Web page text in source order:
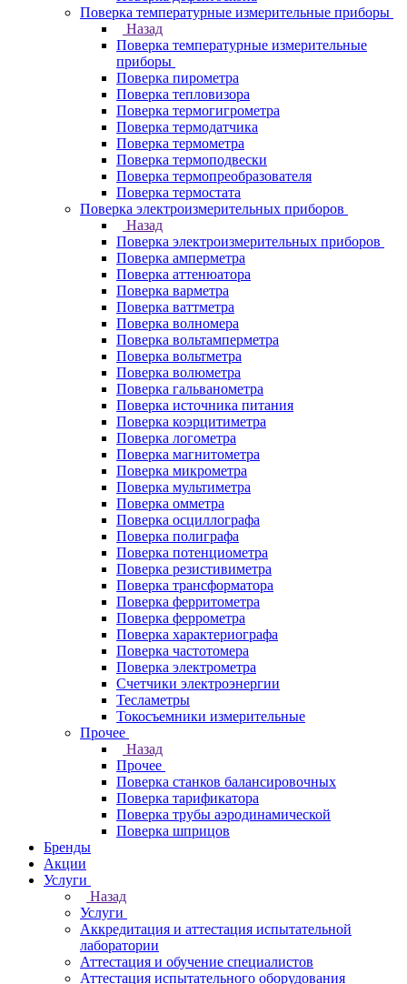
Поверка температурные измерительные приборы
Назад
Поверка температурные измерительные
приборы
Поверка пирометра
Поверка тепловизора
Поверка термогигрометра
Поверка термодатчика
Поверка термометра
Поверка термоподвески
Поверка термопреобразователя
Поверка термостата
Поверка электроизмерительных приборов
Назад
Поверка электроизмерительных приборов
Поверка амперметра
Поверка аттенюатора
Поверка варметра
Поверка ваттметра
Поверка волномера
Поверка вольтамперметра
Поверка вольтметра
Поверка волюметра
Поверка гальванометра
Поверка источника питания
Поверка коэрцитиметра
Поверка логометра
Поверка магнитометра
Поверка микрометра
Поверка мультиметра
Поверка омметра
Поверка осциллографа
Поверка полиграфа
Поверка потенциометра
Поверка резистивиметра
Поверка трансформатора
Поверка ферритометра
Поверка феррометра
Поверка характериографа
Поверка частотомера
Поверка электрометра
Счетчики электроэнергии
Тесламетры
Токосъемники измерительные
Прочее
Назад
Прочее
Поверка станков балансировочных
Поверка тарификатора
Поверка трубы аэродинамической
Поверка шприцов
Бренды
Акции
Услуги
Назад
Услуги
Аккредитация и аттестация испытательной
лаборатории
Аттестация и обучение специалистов
Аттестация испытательного оборудования